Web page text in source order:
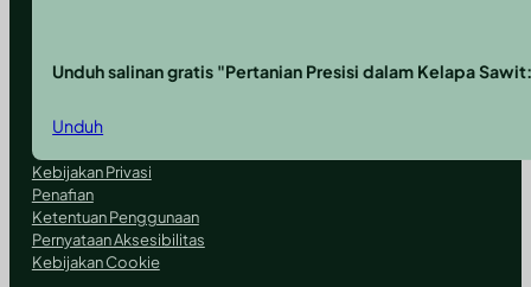
Unduh salinan gratis "Pertanian Presisi dalam Kelapa
Unduh
Kebijakan Privasi
Penafian
Ketentuan Penggunaan
Pernyataan Aksesibilitas
Kebijakan Cookie